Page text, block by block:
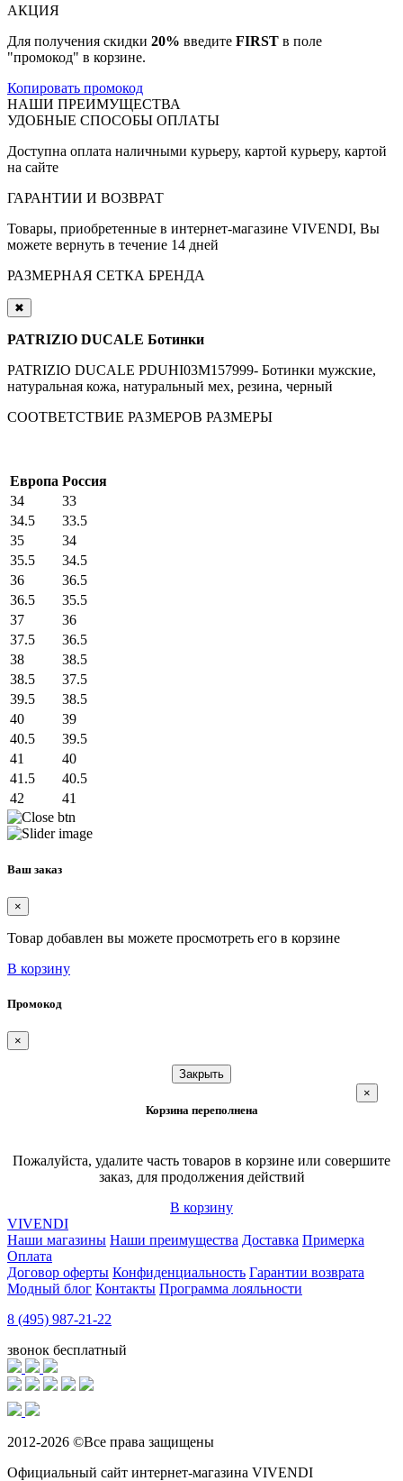
АКЦИЯ
Для получения скидки 20% введите FIRST в поле
"промокод" в корзине.
Копировать промокод
НАШИ ПРЕИМУЩЕСТВА
УДОБНЫЕ СПОСОБЫ ОПЛАТЫ
Доступна оплата наличными курьеру, картой курьеру, картой
на сайте
ГАРАНТИИ И ВОЗВРАТ
Товары, приобретенные в интернет-магазине VIVENDI, Вы
можете вернуть в течение 14 дней
РАЗМЕРНАЯ СЕТКА БРЕНДА
✖
PATRIZIO DUCALE Ботинки
PATRIZIO DUCALE PDUHI03M157999- Ботинки мужские,
натуральная кожа, натуральный мех, резина, черный
СООТВЕТСТВИЕ РАЗМЕРОВ РАЗМЕРЫ
Европа Россия
34
33
34.5
33.5
35
34
35.5
34.5
36
36.5
36.5
35.5
37
36
37.5
36.5
38
38.5
38.5
37.5
39.5
38.5
40
39
40.5
39.5
41
40
41.5
40.5
42
41
Ваш заказ
×
Товар добавлен вы можете просмотреть его в корзине
В корзину
Промокод
×
Закрыть
Корзина переполнена
×
Пожалуйста, удалите часть товаров в корзине или совершите
заказ, для продолжения действий
В корзину
VIVENDI
Наши магазины Наши преимущества Доставка Примерка
Оплата
Договор оферты Конфиденциальность Гарантии возврата
Модный блог Контакты Программа лояльности
8 (495) 987-21-22
звонок бесплатный
2012-2026 ©Все права защищены
Официальный сайт интернет-магазина VIVENDI